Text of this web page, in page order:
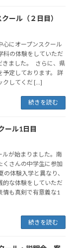
ール（２日目）
心にオープンスクール
科の体験をしていただ
きました。 さらに、県
予定しております。 詳
クしてくだ […]
続きを読む
ール1日目
ルが始まりました。南
くさんの中学生に参加
の体験入学と異なり、
的な体験をしていただ
情も真剣で有意義な1
続きを読む